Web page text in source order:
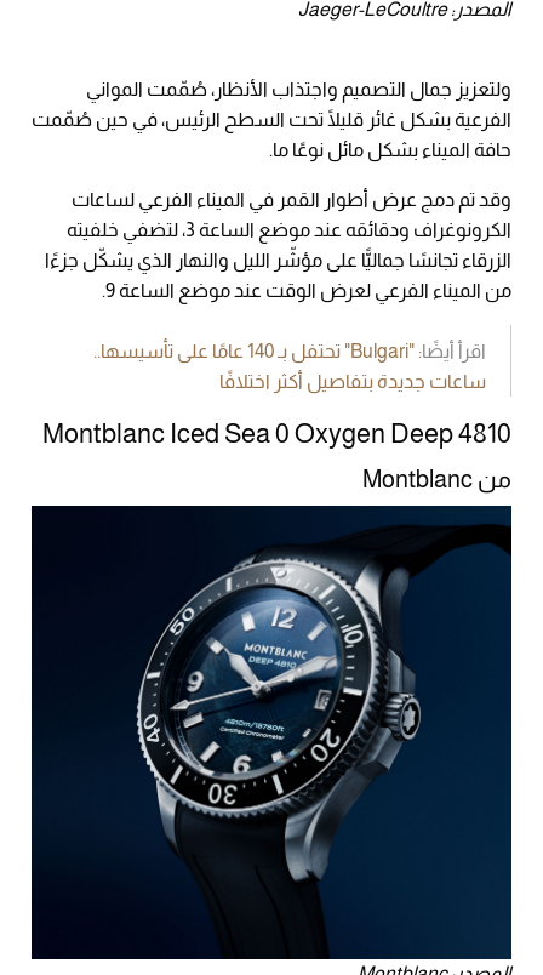
المصدر: Jaeger-LeCoultre
ولتعزيز جمال التصميم واجتذاب الأنظار، صُمّمت المواني
الفرعية بشكل غائر قليلًا تحت السطح الرئيس، في حين صُمّمت
حافة الميناء بشكل مائل نوعًا ما.
وقد تم دمج عرض أطوار القمر في الميناء الفرعي لساعات
الكرونوغراف ودقائقه عند موضع الساعة 3، لتضفي خلفيته
الزرقاء تجانسًا جماليًّا على مؤشّر الليل والنهار الذي يشكّل جزءًا
من الميناء الفرعي لعرض الوقت عند موضع الساعة 9.
اقرأ أيضًا:
"Bulgari" تحتفل بـ 140 عامًا على تأسيسها..
ساعات جديدة بتفاصيل أكثر اختلافًا
Montblanc Iced Sea 0 Oxygen Deep 4810
من Montblanc